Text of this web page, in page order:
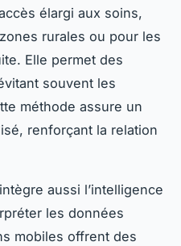
élargi aux soins,
rurales ou pour les
Elle permet des
souvent les
méthode assure un
renforçant la relation
aussi l’intelligence
les données
mobiles offrent des